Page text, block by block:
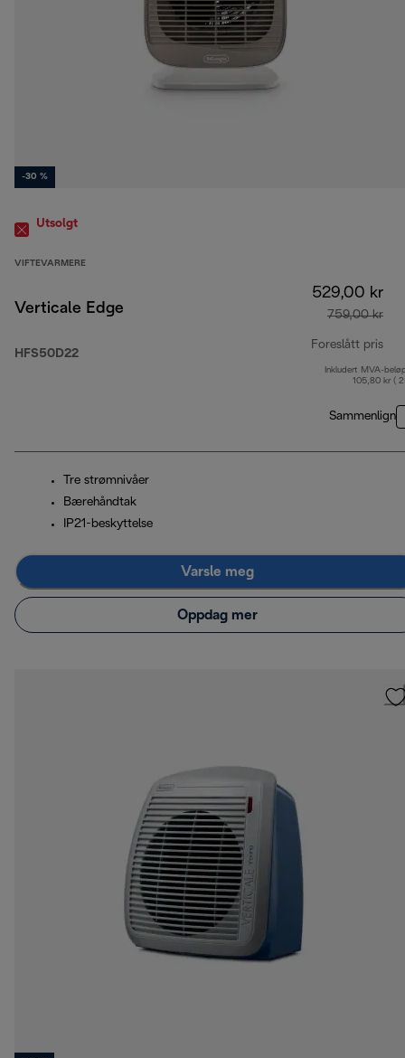
-30 %
Utsolgt
VIFTEVARMERE
Verticale Edge
HFS50D22
529,00 kr
759,00 kr
Foreslått pris
Inkludert MVA-
105,80 kr (
Sammenlign
Tre strømnivåer
Bærehåndtak
IP21-beskyttelse
Varsle meg
Oppdag mer